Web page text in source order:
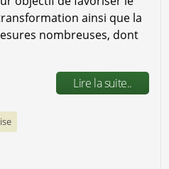
ainsi que la
nombreuses, dont
Lire la suite..